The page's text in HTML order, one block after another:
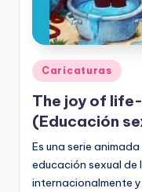
Posted
in
Caricaturas
The joy of
(Educación
Es una serie
educación sexual de
internacionalmente